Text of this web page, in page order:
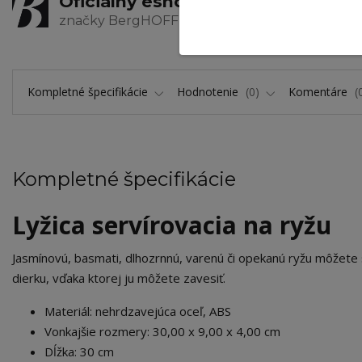
značky BergHOFF
Kompletné špecifikácie Hodnotenie 0 Komentáre
Kompletné špecifikácie
Lyžica servírovacia na ryžu
Jasmínovú, basmati, dlhozrnnú, varenú či opekanú ryžu
dierku, vďaka ktorej ju môžete zavesiť.
Materiál: nehrdzavejúca oceľ, ABS
Vonkajšie rozmery: 30,00 x 9,00 x 4,00 cm
Dĺžka: 30 cm